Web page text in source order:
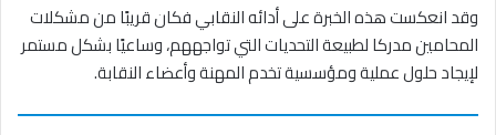
وقد انعكست هذه الخبرة على أدائه النقابي فكان قريبًا من مشكلات
المحامين مدركا لطبيعة التحديات التي تواجههم، وساعيًا بشكل مستمر
لإيجاد حلول عملية ومؤسسية تخدم المهنة وأعضاء النقابة.